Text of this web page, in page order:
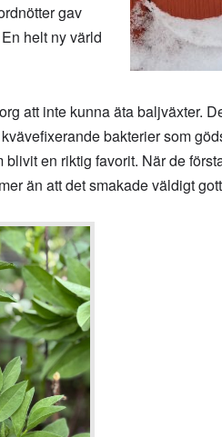
gav
helt ny värld
att inte kunna äta baljväxter.
bakterier som
blivit en riktig favorit. När de
än att det smakade väldigt